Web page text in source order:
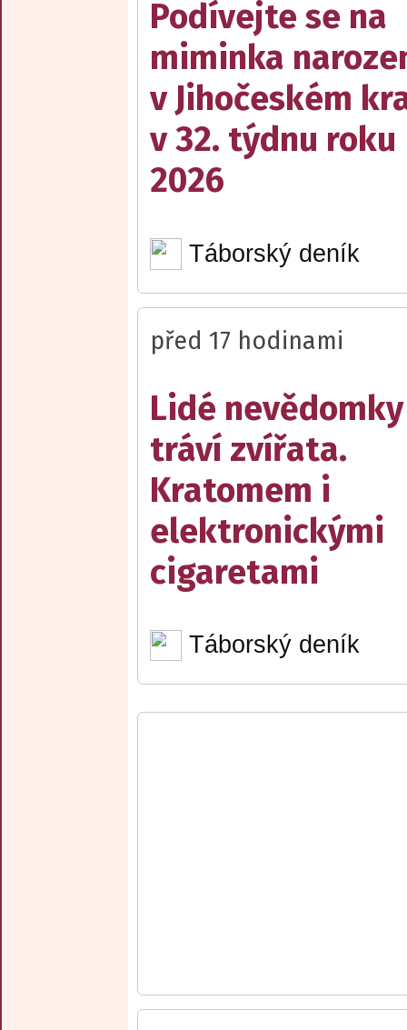
Podívejte se na
miminka
v Jihočeském
v 32. týdnu roku
2026
Táborský deník
před 17 hodinami
Lidé nevědomky
tráví zvířata.
Kratomem i
elektronickými
cigaretami
Táborský deník